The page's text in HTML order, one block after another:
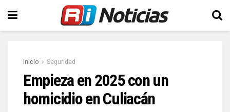
Inicio Seguridad
Empieza en 2025 con un
homicidio en Culiacán